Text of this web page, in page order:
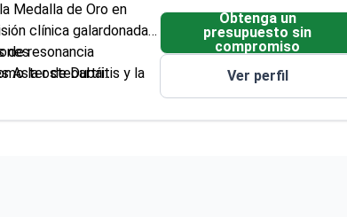
Medalla de Oro en
clínica galardonada a
de resonancia
Aster de Dubái.
la osteoartritis y la
Obtenga un
presupuesto sin
compromiso
Ver perfil